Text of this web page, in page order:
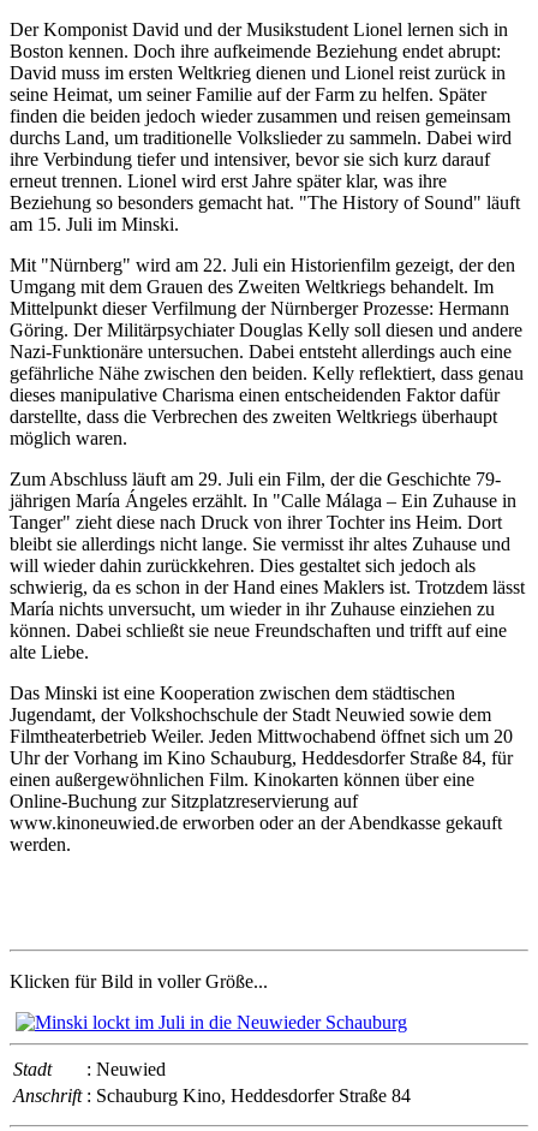
Der Komponist David und der Musikstudent Lionel lernen sich in
Boston kennen. Doch ihre aufkeimende Beziehung endet abrupt:
David muss im ersten Weltkrieg dienen und Lionel reist zurück in
seine Heimat, um seiner Familie auf der Farm zu helfen. Später
finden die beiden jedoch wieder zusammen und reisen gemeinsam
durchs Land, um traditionelle Volkslieder zu sammeln. Dabei wird
ihre Verbindung tiefer und intensiver, bevor sie sich kurz darauf
erneut trennen. Lionel wird erst Jahre später klar, was ihre
Beziehung so besonders gemacht hat. "The History of Sound" läuft
am 15. Juli im Minski.
Mit "Nürnberg" wird am 22. Juli ein Historienfilm gezeigt, der den
Umgang mit dem Grauen des Zweiten Weltkriegs behandelt. Im
Mittelpunkt dieser Verfilmung der Nürnberger Prozesse: Hermann
Göring. Der Militärpsychiater Douglas Kelly soll diesen und andere
Nazi-Funktionäre untersuchen. Dabei entsteht allerdings auch eine
gefährliche Nähe zwischen den beiden. Kelly reflektiert, dass genau
dieses manipulative Charisma einen entscheidenden Faktor dafür
darstellte, dass die Verbrechen des zweiten Weltkriegs überhaupt
möglich waren.
Zum Abschluss läuft am 29. Juli ein Film, der die Geschichte 79-
jährigen María Ángeles erzählt. In "Calle Málaga – Ein Zuhause in
Tanger" zieht diese nach Druck von ihrer Tochter ins Heim. Dort
bleibt sie allerdings nicht lange. Sie vermisst ihr altes Zuhause und
will wieder dahin zurückkehren. Dies gestaltet sich jedoch als
schwierig, da es schon in der Hand eines Maklers ist. Trotzdem lässt
María nichts unversucht, um wieder in ihr Zuhause einziehen zu
können. Dabei schließt sie neue Freundschaften und trifft auf eine
alte Liebe.
Das Minski ist eine Kooperation zwischen dem städtischen
Jugendamt, der Volkshochschule der Stadt Neuwied sowie dem
Filmtheaterbetrieb Weiler. Jeden Mittwochabend öffnet sich um 20
Uhr der Vorhang im Kino Schauburg, Heddesdorfer Straße 84, für
einen außergewöhnlichen Film. Kinokarten können über eine
Online-Buchung zur Sitzplatzreservierung auf
www.kinoneuwied.de erworben oder an der Abendkasse gekauft
werden.
Klicken für Bild in voller Größe...
Stadt
: Neuwied
Anschrift : Schauburg Kino, Heddesdorfer Straße 84